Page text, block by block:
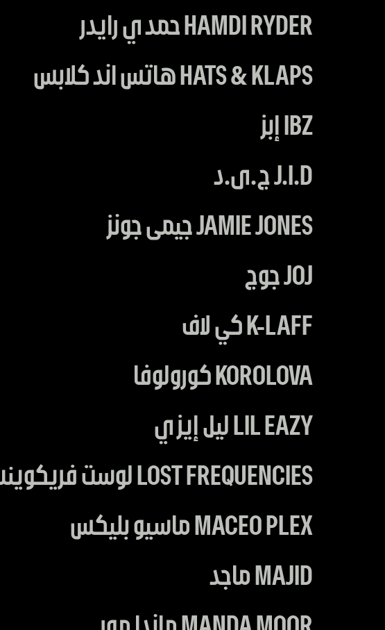
HAMDI RYDER حمدي رايدر
HATS & KLAPS هاتس اند كلابس
IBZ إبز
J.I.D ج.ى.د
JAMIE JONES جيمى جونز
JOJ جوج
K-LAFF كي لاف
KOROLOVA كورولوفا
LIL EAZY ليل إيزي
LOST FREQUENCIES لوست فريكوينسز
MACEO PLEX ماسيو بليكس
MAJID ماجد